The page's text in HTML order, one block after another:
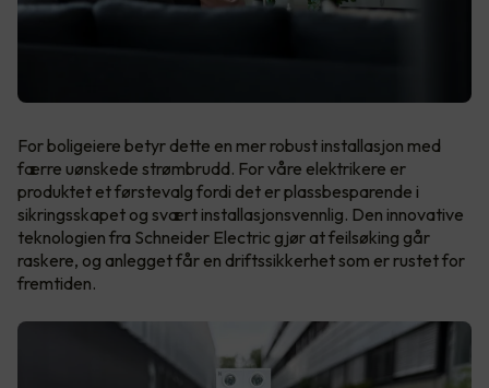
For boligeiere betyr dette en mer robust installasjon med
færre uønskede strømbrudd. For våre elektrikere er
produktet et førstevalg fordi det er plassbesparende i
sikringsskapet og svært installasjonsvennlig. Den innovative
teknologien fra Schneider Electric gjør at feilsøking går
raskere, og anlegget får en driftssikkerhet som er rustet for
fremtiden.